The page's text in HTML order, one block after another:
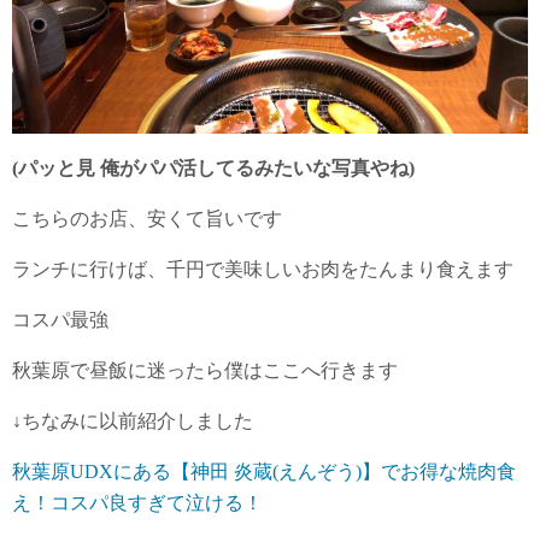
(パッと見 俺がパパ活してるみたいな写真やね)
こちらのお店、安くて旨いです
ランチに行けば、千円で美味しいお肉をたんまり食えます
コスパ最強
秋葉原で昼飯に迷ったら僕はここへ行きます
↓ちなみに以前紹介しました
秋葉原UDXにある【神田 炎蔵(えんぞう)】でお得な焼肉食
え！コスパ良すぎて泣ける！